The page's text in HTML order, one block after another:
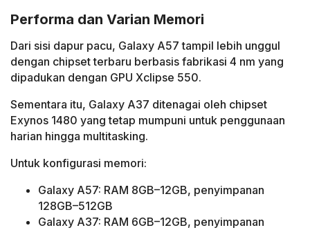
Performa dan Varian Memori
Dari sisi dapur pacu, Galaxy A57 tampil lebih unggul
dengan chipset terbaru berbasis fabrikasi 4 nm yang
dipadukan dengan GPU Xclipse 550.
Sementara itu, Galaxy A37 ditenagai oleh chipset
Exynos 1480 yang tetap mumpuni untuk penggunaan
harian hingga multitasking.
Untuk konfigurasi memori:
Galaxy A57: RAM 8GB–12GB, penyimpanan
128GB–512GB
Galaxy A37: RAM 6GB–12GB, penyimpanan